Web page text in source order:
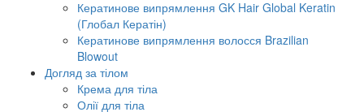
Кератинове випрямлення GK Hair Global Keratin
(Глобал Кератін)
Кератинове випрямлення волосся Brazilian
Blowout
Догляд за тілом
Крема для тіла
Олії для тіла